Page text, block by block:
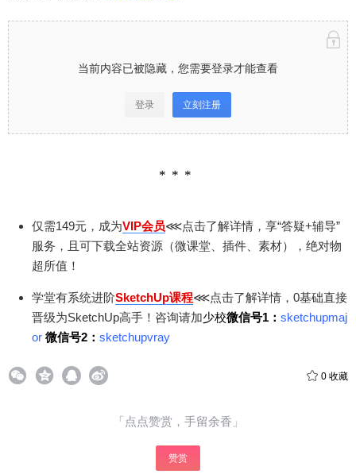
当前内容已被隐藏，您需要登录才能查看
登录 立刻注册
仅需149元，成为VIP会员⋘点击了解详情，享“答疑+辅导”
服务，且可下载全站资源（微课堂、插件、素材），绝对物
超所值！
学堂有系统进阶SketchUp课程⋘点击了解详情，0基础直接
晋级为SketchUp高手！咨询请加少校微信号1： sketchupmaj
or 微信号2： sketchupvray
0 收藏
「点点赞赏，手留余香」
赞赏